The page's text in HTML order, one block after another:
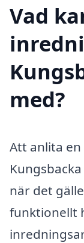
Vad
med?
Att anlita
när det
funktionellt